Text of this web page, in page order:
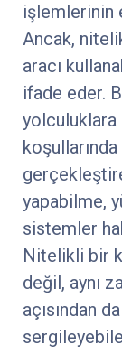
işlemlerinin
Ancak,
aracı
ifade eder.
yolculuklara
yapabilme,
sistemler
Nitelikli bir
değil, aynı
açısından